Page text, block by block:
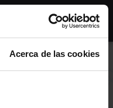
Acerca de las cookies